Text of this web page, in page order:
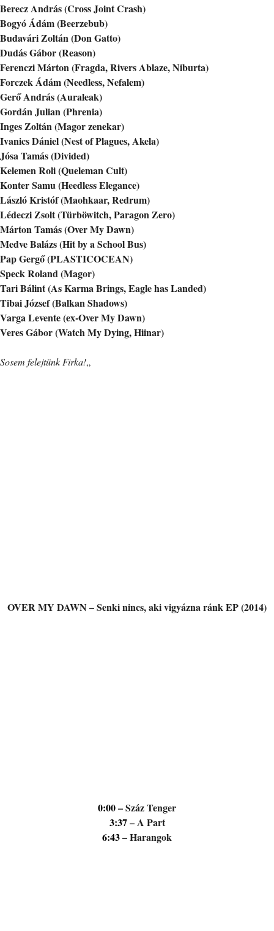
Berecz András (Cross Joint Crash)
Bogyó Ádám (Beerzebub)
Budavári Zoltán (Don Gatto)
Dudás Gábor (Reason)
Ferenczi Márton (Fragda, Rivers Ablaze, Niburta)
Forczek Ádám (Needless, Nefalem)
Gerő András (Auraleak)
Gordán Julian (Phrenia)
Inges Zoltán (Magor zenekar)
Ivanics Dániel (Nest of Plagues, Akela)
Jósa Tamás (Divided)
Kelemen Roli (Queleman Cult)
Konter Samu (Heedless Elegance)
László Kristóf (Maohkaar, Redrum)
Lédeczi Zsolt (Türböwitch, Paragon Zero)
Márton Tamás (Over My Dawn)
Medve Balázs (Hit by a School Bus)
Pap Gergő (PLASTICOCEAN)
Speck Roland (Magor)
Tari Bálint (As Karma Brings, Eagle has Landed)
Tibai József (Balkan Shadows)
Varga Levente (ex-Over My Dawn)
Veres Gábor (Watch My Dying, Hiinar)
Sosem felejtünk Firka!„
OVER MY DAWN – Senki nincs, aki vigyázna ránk EP (2014)
0:00– Száz Tenger
3:37– A Part
6:43– Harangok